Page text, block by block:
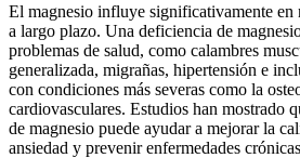
El magnesio influye significativamente en
a largo plazo. Una deficiencia de
problemas de salud, como calambres
generalizada, migrañas, hipertensión e
con condiciones más severas como la
cardiovasculares. Estudios han mostrado
de magnesio puede ayudar a mejorar la
ansiedad y prevenir enfermedades